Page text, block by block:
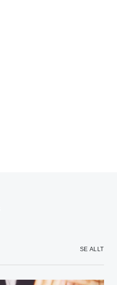
SE ALLT